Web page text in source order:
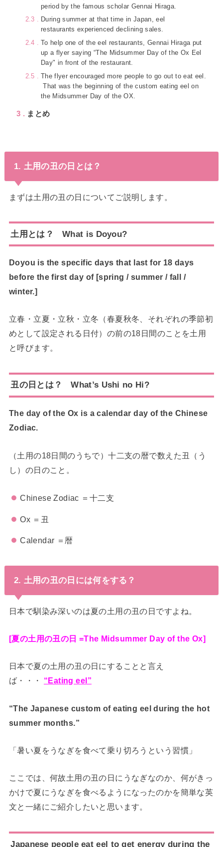
period by the famous scholar Gennai Hiraga.
2.3
During summer at that time in Japan, eel
restaurants experienced declining sales.
2.4
To help one of the eel restaurants, Gennai Hiraga put
up a flyer saying “The Midsummer Day of the Ox Eel
Day" in front of the restaurant.
2.5
The flyer encouraged more people to go out to eat eel.
That was the beginning of the custom eating eel on
the Midsummer Day of the OX.
3 まとめ
1. 土用の丑の日とは？
まずは土用の丑の日についてご説明します。
土用とは？ What is Doyou?
Doyou is the specific days that last for 18 days
before the first day of [spring / summer / fall /
winter.]
立春・立夏・立秋・立冬（春夏秋冬、それぞれの季節初
めとして設定される日付）の前の18日間のことを土用
と呼びます。
丑の日とは？ What’s Ushi no Hi?
The day of the Ox is a calendar day of the Chinese
Zodiac.
（土用の18日間のうちで）十二支の暦で数えた丑（う
し）の日のこと。
Chinese Zodiac ＝十二支
Ox ＝丑
Calendar ＝暦
2. 土用の丑の日には何をする？
日本で馴染み深いのは夏の土用の丑の日ですよね。
[夏の土用の丑の日 =The Midsummer Day of the Ox]
日本で夏の土用の丑の日にすることと言え
ば・・・ “Eating eel”
“The Japanese custom of eating eel during the hot
summer months.”
「暑い夏をうなぎを食べて乗り切ろうという習慣」
ここでは、何故土用の丑の日にうなぎなのか、何がきっ
かけで夏にうなぎを食べるようになったのかを簡単な英
文と一緒にご紹介したいと思います。
Japanese people eat eel to get energy during the